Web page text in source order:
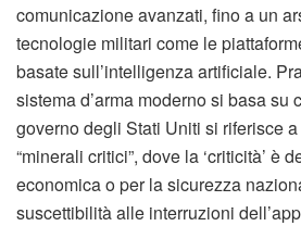
comunicazione avanzati, fino a un
tecnologie militari come le
basate sull’intelligenza artificiale.
sistema d’arma moderno si basa su
governo degli Stati Uniti si riferisce
“minerali critici”, dove la ‘criticità’ è
economica o per la sicurezza
suscettibilità alle interruzioni